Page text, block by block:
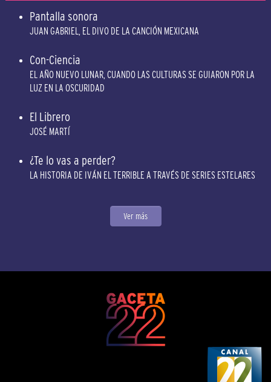
Pantalla sonora
JUAN GABRIEL, EL DIVO DE LA CANCIÓN MEXICANA
Con-Ciencia
EL AÑO NUEVO LUNAR, CUANDO LAS CULTURAS SE GUIARON POR LA
LUZ EN LA OSCURIDAD
El Librero
JOSÉ MARTÍ
¿Te lo vas a perder?
LA HISTORIA DE IVÁN EL TERRIBLE A TRAVÉS DE SERIES ESTELARES
Ver más